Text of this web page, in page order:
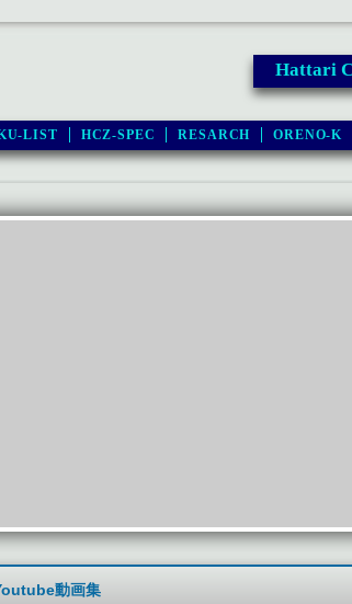
Hattari
LIST HCZ-SPEC RESARCH ORENO-K
動画集